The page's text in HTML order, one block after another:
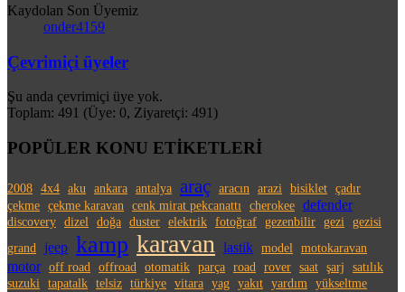
Kaydolan Son Üyemiz
onder4159
Çevrimiçi üyeler
Şu anda çevrimiçi üye yok.
Toplam: 491 (Üye: 0, Ziyaretçi: 491)
POPÜLER KONU ETİKETLERİ
2008 4x4 aku ankara antalya araç aracın arazi bisiklet çadır
çekme çekme karavan cenk mirat pekcanattı cherokee defender
discovery dizel doğa duster elektrik fotoğraf gezenbilir gezi
gezisi
grand
jeep kamp karavan lastik model motokaravan
motor off road offroad otomatik parça road rover saat şarj
satılık
suzuki
tapatalk telsiz türkiye vitara yag yakıt yardım yükseltme